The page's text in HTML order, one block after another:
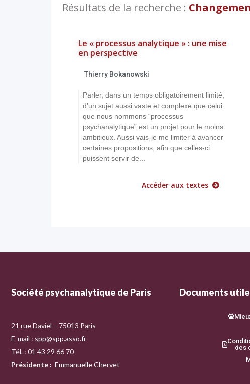
Résultats de la recherche :
Le « processus analytique » : une mise
en perspective
Thierry Bokanowski
Parler, dans un temps obligatoirement limité,
d’un sujet aussi vaste et complexe que celui
que nous nommons “processus
psychanalytique” est un projet pour le moins
ambitieux. Aussi vais-je me limiter à avancer
certaines propositions, afin que celles-ci
puissent servir de...
Accéder aux textes
Société psychanalytique de Paris
21 rue Daviel – 75013 Paris
E-mail : spp@spp.asso.fr
Tél. : 01 43 29 66 70
Présidente : Emmanuelle Chervet
Documents
des